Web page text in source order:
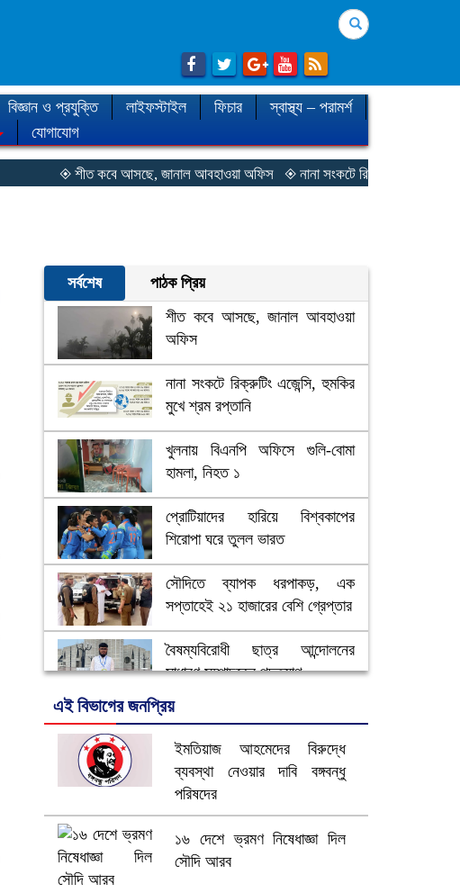
Search
বিজ্ঞান ও প্রযুক্তি লাইফস্টাইল ফিচার
স্বাস্থ্য – পরামর্শ
যোগাযোগ
◈ শীত কবে আসছে, জানাল আবহাওয়া অফিস ◈ নানা সংকটে রিক্রুটিং এজেন্সি, হুমকির
সর্বশেষ
পাঠক প্রিয়
শীত কবে আসছে, জানাল আবহাওয়া
অফিস
নানা সংকটে রিক্রুটিং এজেন্সি, হুমকির
মুখে শ্রম রপ্তানি
খুলনায় বিএনপি অফিসে গুলি-বোমা
হামলা, নিহত ১
প্রোটিয়াদের হারিয়ে বিশ্বকাপের
শিরোপা ঘরে তুলল ভারত
সৌদিতে ব্যাপক ধরপাকড়, এক
সপ্তাহেই ২১ হাজারের বেশি গ্রেপ্তার
বৈষম্যবিরোধী ছাত্র আন্দোলনের
সাধারণ সম্পাদকের পদত্যাগ
ভিউ বাড়াতে রাম দা হাতে ফেসবুকে
ভিডিও পোস্ট শিক্ষকের
আ.লীগ ও জাপার ৯ নেতা কারাগারে
ভারতে ভয়াবহ সড়ক দুর্ঘটনা, নিহত
১৫
এই বিভাগের জনপ্রিয়
ইমতিয়াজ আহমেদের বিরুদ্ধে
ব্যবস্থা নেওয়ার দাবি বঙ্গবন্ধু
পরিষদের
১৬ দেশে ভ্রমণ নিষেধাজ্ঞা দিল
সৌদি আরব